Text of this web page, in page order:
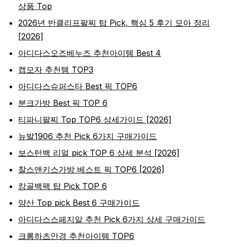
상품 Top
2026년 반클리프팔찌 탑 Pick, 핵심 5 후기 모아 정리
[2026]
아디다스오즈베누즈 추천아이템 Best 4
캡모자 추천템 TOP3
아디다스슈퍼스타 Best 픽 TOP6
분크가방 Best 픽 TOP 6
티파니팔찌 Top TOP6 상세가이드 [2026]
뉴발1906 추천 Pick 6가지 구매가이드
보스턴백 리얼 pick TOP 6 상세 분석 [2026]
찰스앤키스가방 베스트 픽 TOP6 [2026]
캉골백팩 탑 Pick TOP 6
양산 Top pick Best 6 구매가이드
아디다스스페지알 추천 Pick 6가지 상세 구매가이드
크롬하츠안경 추천아이템 TOP6